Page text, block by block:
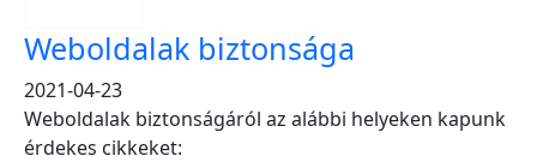
Weboldalak biztonsága
2021-04-23
Weboldalak biztonságáról az alábbi helyeken kapunk
érdekes cikkeket: